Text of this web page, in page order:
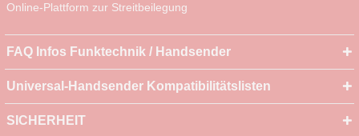
Online-Plattform zur Streitbeilegung
FAQ Infos Funktechnik / Handsender
Universal-Handsender Kompatibilitätslisten
SICHERHEIT